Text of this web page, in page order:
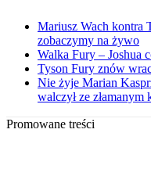
Mariusz Wach kontra
zobaczymy na żywo
Walka Fury – Joshua
Tyson Fury znów
Nie żyje Marian
walczył ze złamanym
Promowane treści